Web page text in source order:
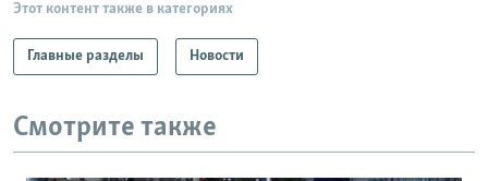
Этот контент также в категориях
Главные разделы Новости
Смотрите также